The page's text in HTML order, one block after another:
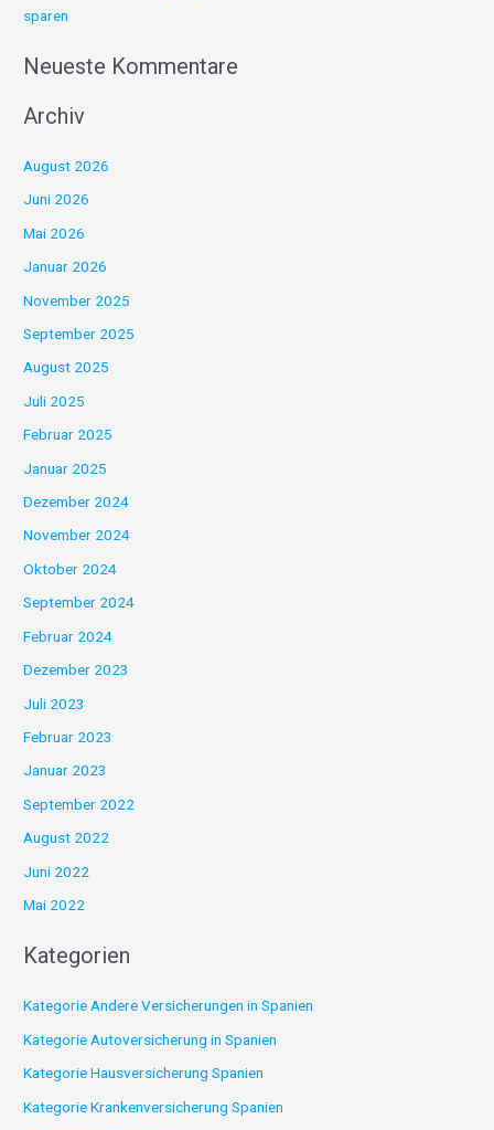
sparen
Neueste Kommentare
Archiv
August 2026
Juni 2026
Mai 2026
Januar 2026
November 2025
September 2025
August 2025
Juli 2025
Februar 2025
Januar 2025
Dezember 2024
November 2024
Oktober 2024
September 2024
Februar 2024
Dezember 2023
Juli 2023
Februar 2023
Januar 2023
September 2022
August 2022
Juni 2022
Mai 2022
Kategorien
Kategorie Andere Versicherungen in Spanien
Kategorie Autoversicherung in Spanien
Kategorie Hausversicherung Spanien
Kategorie Krankenversicherung Spanien